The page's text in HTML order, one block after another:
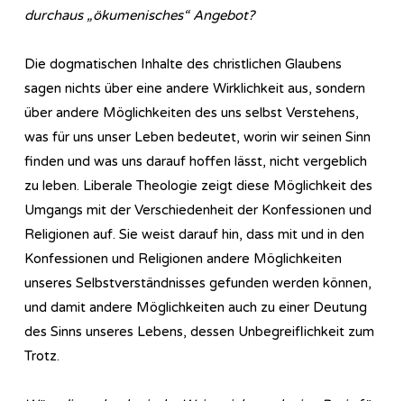
durchaus „ökumenisches“ Angebot?
Die dogmatischen Inhalte des christlichen Glaubens
sagen nichts über eine andere Wirklichkeit aus, sondern
über andere Möglichkeiten des uns selbst Verstehens,
was für uns unser Leben bedeutet, worin wir seinen Sinn
finden und was uns darauf hoffen lässt, nicht vergeblich
zu leben. Liberale Theologie zeigt diese Möglichkeit des
Umgangs mit der Verschiedenheit der Konfessionen und
Religionen auf. Sie weist darauf hin, dass mit und in den
Konfessionen und Religionen andere Möglichkeiten
unseres Selbstverständnisses gefunden werden können,
und damit andere Möglichkeiten auch zu einer Deutung
des Sinns unseres Lebens, dessen Unbegreiflichkeit zum
Trotz.